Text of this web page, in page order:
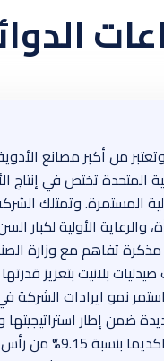
عامة). وتعتبر من أكبر
دولة الإمارات العربية
المستمرة. وتمتلك
الأولية لكبار
مذكرة تفاهم مع وزارة
بلانيت بتعزيز
الدوائية في دولة الامارات والمملكة العربية
إطار استراتيجيتها
رأس مال الشركة حوالي